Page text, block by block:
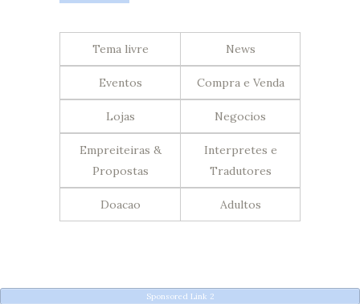
Tema livre News
Eventos Compra e Venda
Lojas Negocios
Empreiteiras &
Propostas
Interpretes e
Tradutores
Doacao Adultos
Sponsored Link 2